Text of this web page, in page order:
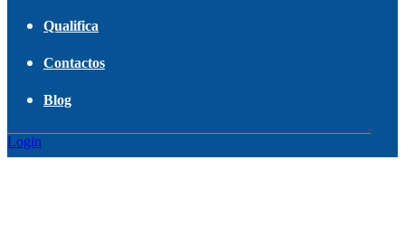
Qualifica
Contactos
Blog
Login